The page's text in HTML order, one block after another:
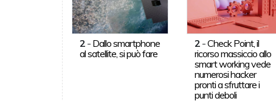
2- Dallo smartphone
al satellite, si può fare
2 -Check Point, il
ricorso massiccio allo
smart working vede
numerosi hacker
pronti a sfruttare i
punti deboli